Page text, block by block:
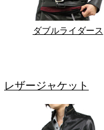
ダブルライダース
レザージャケット